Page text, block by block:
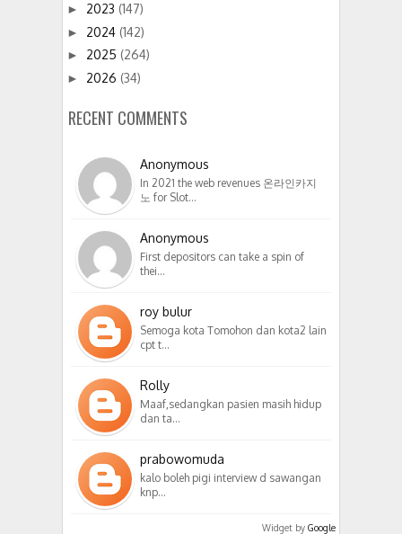
► 2023 (147)
► 2024 (142)
► 2025 (264)
► 2026 (34)
RECENT COMMENTS
Anonymous
In 2021 the web revenues 온라인카지
노 for Slot…
Anonymous
First depositors can take a spin of
thei…
roy bulur
Semoga kota Tomohon dan kota2 lain
cpt t…
Rolly
Maaf,sedangkan pasien masih hidup
dan ta…
prabowomuda
kalo boleh pigi interview d sawangan
knp…
Widget by Google